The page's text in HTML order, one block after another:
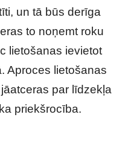
un tā būs derīga
to noņemt roku
lietošanas ievietot
Aproces lietošanas
par līdzekļa
priekšrocība.